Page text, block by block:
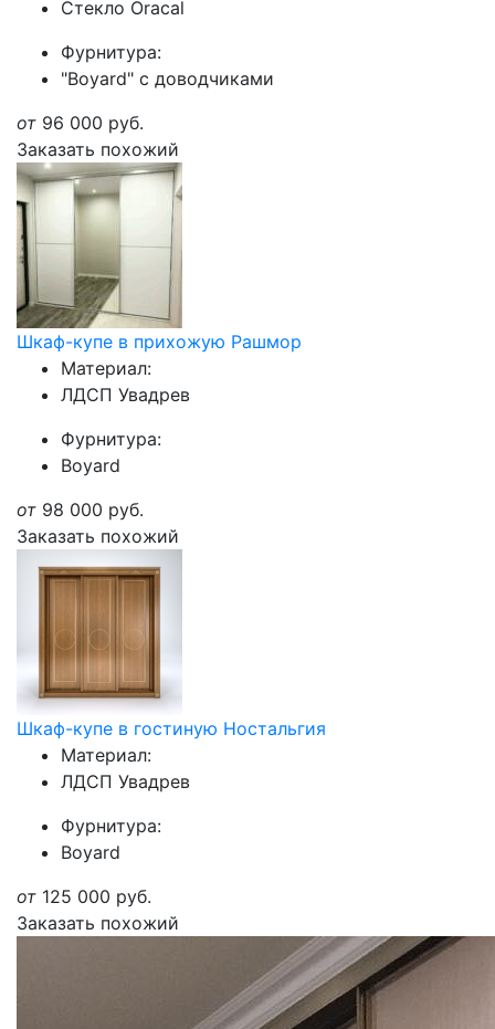
Стекло Oracal
Фурнитура:
"Boyard" с доводчиками
от 96 000 руб.
Заказать похожий
Шкаф-купе в прихожую Рашмор
Материал:
ЛДСП Увадрев
Фурнитура:
Boyard
от 98 000 руб.
Заказать похожий
Шкаф-купе в гостиную Ностальгия
Материал:
ЛДСП Увадрев
Фурнитура:
Boyard
от 125 000 руб.
Заказать похожий